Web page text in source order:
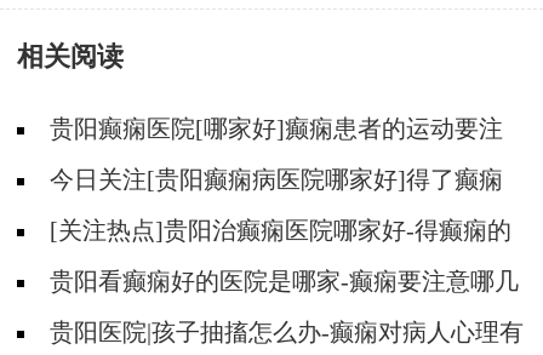
相关阅读
贵阳癫痫医院[哪家好]癫痫患者的运动要注
意什么？
今日关注[贵阳癫痫病医院哪家好]得了癫痫
怎么才能不焦虑压抑？
[关注热点]贵阳治癫痫医院哪家好-得癫痫的
人能喝酒吗？
贵阳看癫痫好的医院是哪家-癫痫要注意哪几
个方面的护理？
贵阳医院|孩子抽搐怎么办-癫痫对病人心理有